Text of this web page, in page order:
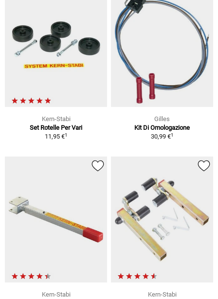
Kern-Stabi
Set Rotelle Per Vari
11,95 €1
Gilles
Kit Di Omologazione
30,99 €1
Kern-Stabi
Kern-Stabi